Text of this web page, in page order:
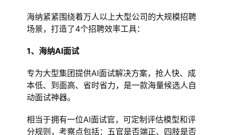
海纳紧紧围绕着万人以上大型公司的大规模招聘
场景，打造了4个招聘效率工具：
1、海纳AI面试
专为大型集团提供AI面试解决方案，抢人快、成
本低、到面高、省时省力，是一款海量候选人自
动面试神器。
相当于拥有一位AI面试官，可定制评估模型和评
分规则，考察点包括：五官是否端正、四肢是否